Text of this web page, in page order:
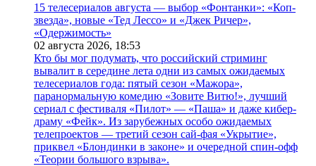
15 телесериалов августа — выбор «Фонтанки»: «Коп-
звезда», новые «Тед Лессо» и «Джек Ричер»,
«Одержимость»
02 августа 2026, 18:53
Кто бы мог подумать, что российский стриминг
вывалит в середине лета одни из самых ожидаемых
телесериалов года: пятый сезон «Мажора»,
паранормальную комедию «Зовите Витю!», лучший
сериал с фестиваля «Пилот» — «Паша» и даже кибер-
драму «Фейк». Из зарубежных особо ожидаемых
телепроектов — третий сезон сай-фая «Укрытие»,
приквел «Блондинки в законе» и очередной спин-офф
«Теории большого взрыва».